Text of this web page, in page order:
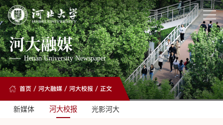
河大融媒
Henan University Newspaper
首页 /河大融媒 /河大校报 / 正文
新媒体 河大校报 光影河大